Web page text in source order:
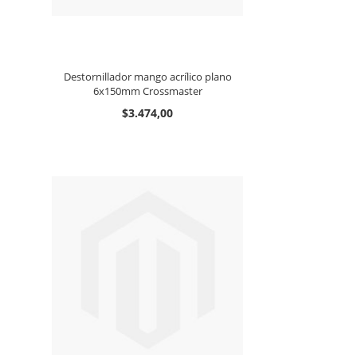
Destornillador mango acrílico plano
6x150mm Crossmaster
$3.474,00